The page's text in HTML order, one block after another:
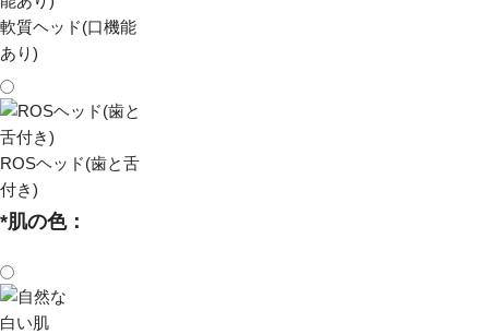
軟質ヘッド(口機能
あり)
ROSヘッド(歯と舌
付き)
*肌の色：